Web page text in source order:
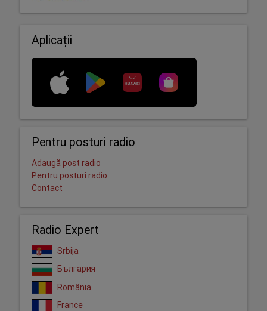
Aplicații
Pentru posturi radio
Adaugă post radio
Pentru posturi radio
Contact
Radio Expert
Srbija
България
România
France